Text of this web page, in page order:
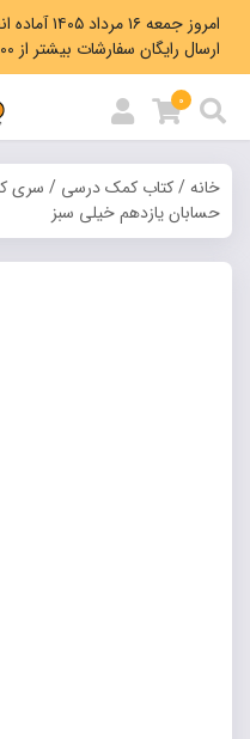
امروز
ارسال رایگان سفارشات بیشتر از 5،000،000 تومان.
0
خانه/کتاب کمک درسی / سری
حسابان یازدهم خیلی سبز